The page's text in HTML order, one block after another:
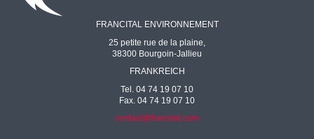
FRANCITAL ENVIRONNEMENT
25 petite rue de la plaine,
38300 Bourgoin-Jallieu
FRANKREICH
Tel. 04 74 19 07 10
Fax. 04 74 19 07 10
contact@francital.com